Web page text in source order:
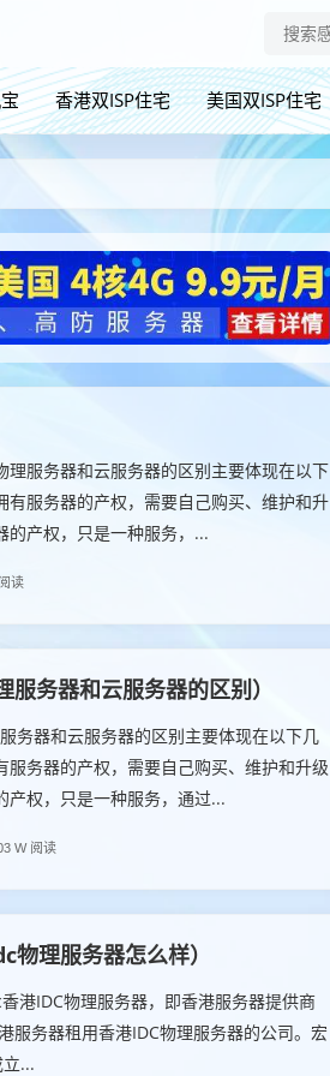
香港双ISP住宅 美国双ISP住宅
服务器和云服务器的区别主要体现在以下
服务器的产权，需要自己购买、维护和升
的产权，只是一种服务，...
读
务器和云服务器的区别）
务器和云服务器的区别主要体现在以下几
务器的产权，需要自己购买、维护和升级
产权，只是一种服务，通过...
W 阅读
理服务器怎么样）
港IDC物理服务器，即香港服务器提供商
服务器租用香港IDC物理服务器的公司。宏
...